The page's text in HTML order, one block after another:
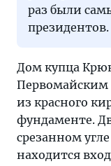
раз были
президентов.
Дом купца
Первомайским
из красного
фундаменте.
срезанном
находится